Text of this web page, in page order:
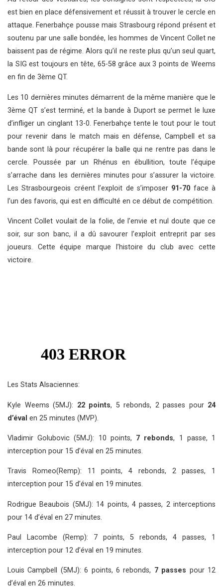
est bien en place défensivement et réussit à trouver le cercle en
attaque. Fenerbahçe pousse mais Strasbourg répond présent et
soutenu par une salle bondée, les hommes de Vincent Collet ne
baissent pas de régime. Alors qu’il ne reste plus qu’un seul quart,
la SIG est toujours en tête, 65-58 grâce aux 3 points de Weems
en fin de 3ème QT.
Les 10 dernières minutes démarrent de la même manière que le
3ème QT s’est terminé, et la bande à Duport se permet le luxe
d’infliger un cinglant 13-0. Fenerbahçe tente le tout pour le tout
pour revenir dans le match mais en défense, Campbell et sa
bande sont là pour récupérer la balle qui ne rentre pas dans le
cercle. Poussée par un Rhénus en ébullition, toute l’équipe
s’arrache dans les dernières minutes pour s’assurer la victoire.
Les Strasbourgeois créent l’exploit de s’imposer 91-70 face à
l’un des favoris, qui est en difficulté en ce début de compétition.
Vincent Collet voulait de la folie, de l’envie et nul doute que ce
soir, sur son banc, il a dû savourer l’exploit entreprit par ses
joueurs. Cette équipe marque l’histoire du club avec cette
victoire.
Les Stats Alsaciennes:
Kyle Weems (5MJ): 22 points, 5 rebonds, 2 passes pour 24
d’éval en 25 minutes (MVP).
Vladimir Golubovic (5MJ): 10 points, 7 rebonds, 1 passe, 1
interception pour 15 d’éval en 25 minutes.
Travis Romeo(Remp): 11 points, 4 rebonds, 2 passes, 1
interception pour 15 d’éval en 19 minutes.
Rodrigue Beaubois (5MJ): 14 points, 4 passes, 2 interceptions
pour 14 d’éval en 27 minutes.
Paul Lacombe (Remp): 7 points, 5 rebonds, 4 passes, 1
interception pour 12 d’éval en 19 minutes.
Louis Campbell (5MJ): 6 points, 6 rebonds, 7 passes pour 12
d’éval en 26 minutes.